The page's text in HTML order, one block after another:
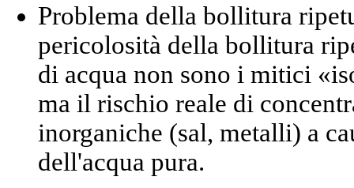
Problema della bollitura
pericolosità della bollitura
di acqua non sono i mitici
ma il rischio reale di
inorganiche (sal, metalli) a
dell'acqua pura.